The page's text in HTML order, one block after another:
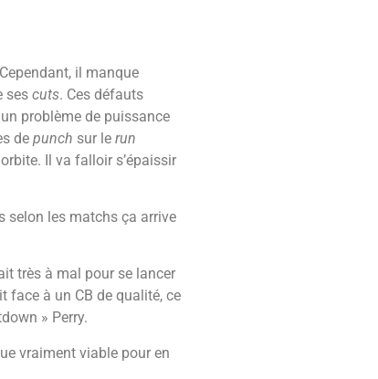
il manque
ses cuts. Ces défauts
problème de puissance
de punch sur le run
Il va falloir s’épaissir
selon les matchs ça arrive
très à mal pour se lancer
face à un CB de qualité, ce
» Perry.
vraiment viable pour en